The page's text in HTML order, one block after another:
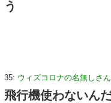
う
35: ウィズコロナの名無しさん
飛行機使わないん